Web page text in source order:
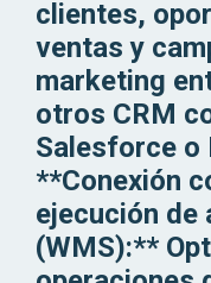
clientes,
ventas y
marketing
otros CRM
Salesforce o
**Conexión
ejecución de
(WMS):**